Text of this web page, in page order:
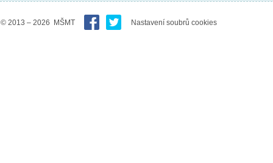
© 2013 – 2026 MŠMT Nastavení soubrů cookies